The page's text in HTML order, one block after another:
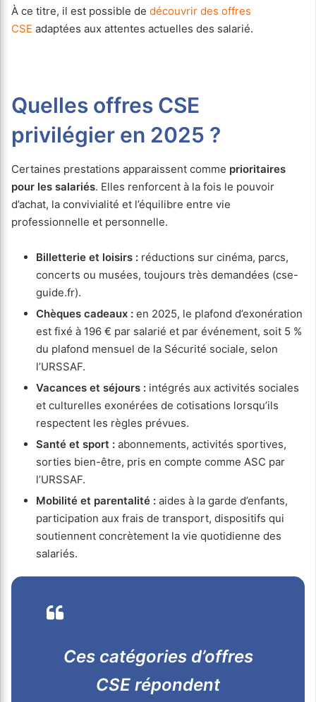
À ce titre, il est possible de découvrir des offres
CSE adaptées aux attentes actuelles des salarié.
Quelles offres CSE
privilégier en 2025 ?
Certaines prestations apparaissent comme prioritaires
pour les salariés. Elles renforcent à la fois le pouvoir
d’achat, la convivialité et l’équilibre entre vie
professionnelle et personnelle.
Billetterie et loisirs : réductions sur cinéma, parcs,
concerts ou musées, toujours très demandées (cse-
guide.fr).
Chèques cadeaux : en 2025, le plafond d’exonération
est fixé à 196 € par salarié et par événement, soit 5 %
du plafond mensuel de la Sécurité sociale, selon
l’URSSAF.
Vacances et séjours : intégrés aux activités sociales
et culturelles exonérées de cotisations lorsqu’ils
respectent les règles prévues.
Santé et sport : abonnements, activités sportives,
sorties bien-être, pris en compte comme ASC par
l’URSSAF.
Mobilité et parentalité : aides à la garde d’enfants,
participation aux frais de transport, dispositifs qui
soutiennent concrètement la vie quotidienne des
salariés.
Ces catégories d’offres
CSE répondent